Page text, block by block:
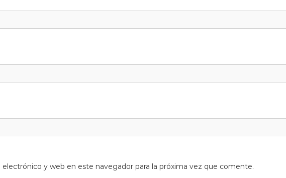
y web en este navegador para la próxima vez que comente.